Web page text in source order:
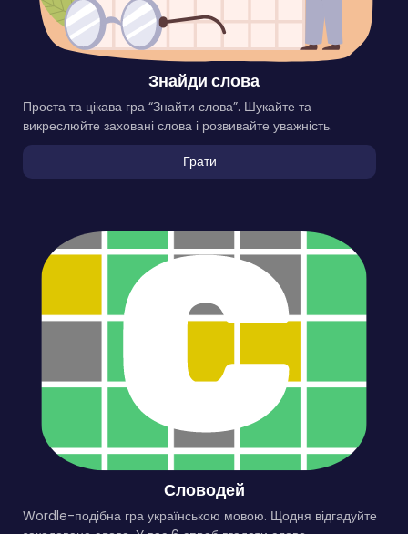
Знайди слова
Проста та цікава гра “Знайти слова”. Шукайте та
викреслюйте заховані слова і розвивайте уважність.
Грати
Словодей
Wordle-подібна гра українською мовою. Щодня відгадуйте